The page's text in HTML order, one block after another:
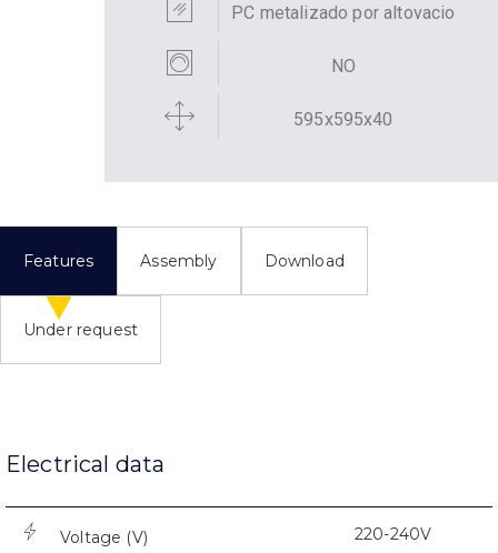
PC metalizado por altovacio
NO
595x595x40
Features Assembly Download
Under request
Electrical data
Voltage (V) 220-240V